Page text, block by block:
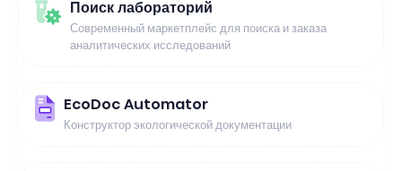
Поиск лабораторий
Современный маркетплейс для поиска и заказа
аналитических исследований
EcoDoc Automator
Конструктор экологической документации